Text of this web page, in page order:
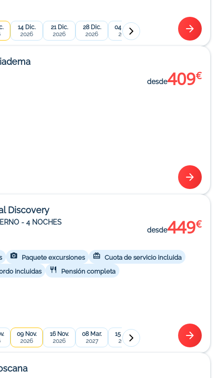
14 Dic.
2026
21 Dic.
2026
28 Dic.
2026
04 Ene.
2027
18 Ene.
2027
desde409€
Discovery
- 4 NOCHES
desde449€
Paquete excursiones
Cuota de servicio incluida
incluidas
Pensión completa
09 Nov.
2026
16 Nov.
2026
08 Mar.
2027
15 Mar.
2027
29 Mar.
2027